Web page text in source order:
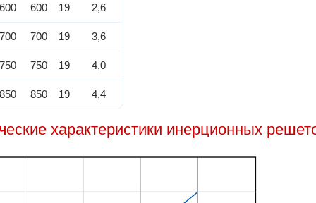
600 600 19 2,6
700 700 19 3,6
750 750 19 4,0
850 850 19 4,4
характеристики инерционных